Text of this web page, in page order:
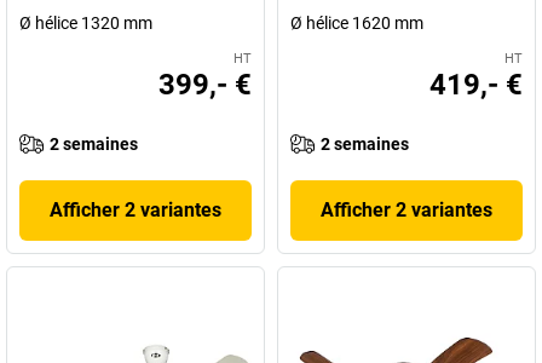
Ø hélice 1320 mm
HT
399,- €
2 semaines
Afficher 2 variantes
Ø hélice 1620 mm
HT
419,- €
2 semaines
Afficher 2 variantes